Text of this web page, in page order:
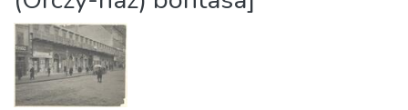
About us